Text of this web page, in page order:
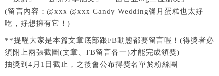
(留言內容：@xxx @xxx Candy Wedding彌月蛋糕也太好
吃，好想擁有它！)
**提醒大家是本篇文章底部跟FB動態都要留言喔！(得獎者必
須附上兩張截圖(文章、FB留言各一)才能完成領獎)
抽獎到4月1日截止，之後會公布得獎名單於粉絲團